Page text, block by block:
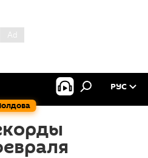
РУС